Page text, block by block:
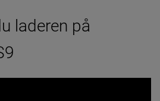
laderen på